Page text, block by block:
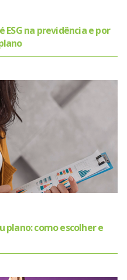
ESG na previdência e por
plano: como escolher e